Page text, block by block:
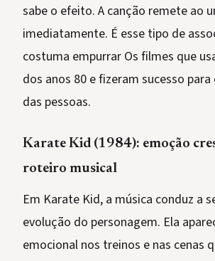
sabe o efeito. A canção remete ao
imediatamente. É esse tipo de
costuma empurrar Os filmes que
dos anos 80 e fizeram sucesso
das pessoas.
Karate Kid (1984): emoção
roteiro musical
Em Karate Kid, a música conduz a
evolução do personagem. Ela
emocional nos treinos e nas cenas